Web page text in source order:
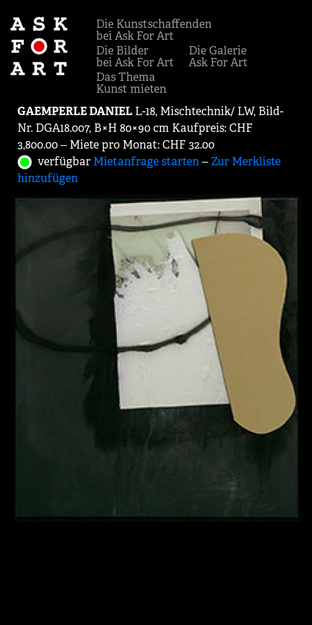
Die Kunstschaffenden
bei Ask For Art
Die Bilder
bei Ask For Art
Die Galerie
Ask For Art
Das Thema
Kunst mieten
GAEMPERLE DANIEL L-18, Mischtechnik/ LW, Bild-
Nr. DGA18.007, B×H 80×90 cm Kaufpreis: CHF
3,800.00 ‒ Miete pro Monat: CHF 32.00
verfügbar Mietanfrage starten‒Zur Merkliste
hinzufügen